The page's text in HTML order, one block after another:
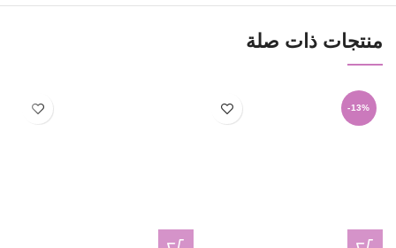
منتجات ذات صلة
-13%